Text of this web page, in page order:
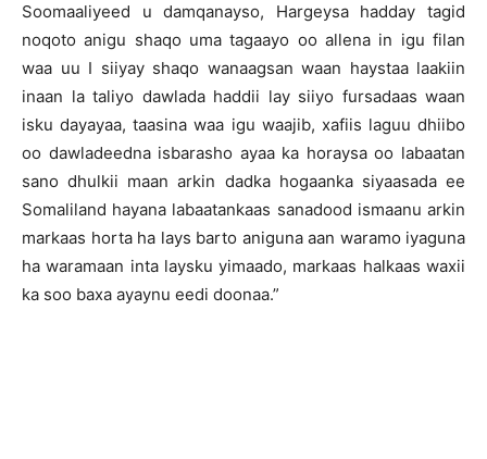
Soomaaliyeed u damqanayso, Hargeysa hadday tagid
noqoto anigu shaqo uma tagaayo oo allena in igu filan
waa uu I siiyay shaqo wanaagsan waan haystaa laakiin
inaan la taliyo dawlada haddii lay siiyo fursadaas waan
isku dayayaa, taasina waa igu waajib, xafiis laguu dhiibo
oo dawladeedna isbarasho ayaa ka horaysa oo labaatan
sano dhulkii maan arkin dadka hogaanka siyaasada ee
Somaliland hayana labaatankaas sanadood ismaanu arkin
markaas horta ha lays barto aniguna aan waramo iyaguna
ha waramaan inta laysku yimaado, markaas halkaas waxii
ka soo baxa ayaynu eedi doonaa.”